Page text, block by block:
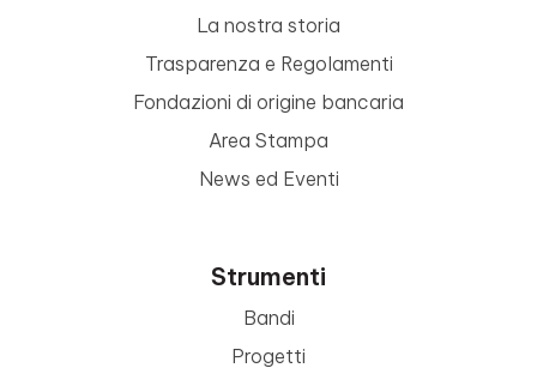
La nostra storia
Trasparenza e Regolamenti
Fondazioni di origine bancaria
Area Stampa
News ed Eventi
Strumenti
Bandi
Progetti